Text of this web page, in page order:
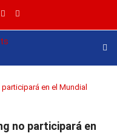
en el Mundial
no participará en